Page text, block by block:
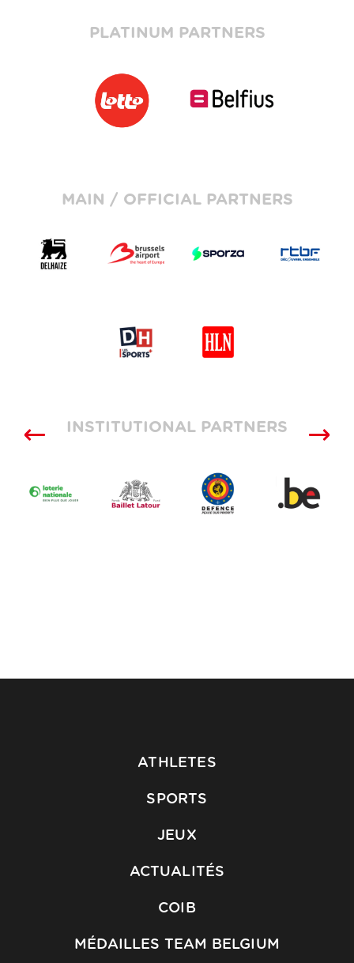
PLATINUM PARTNERS
MAIN / OFFICIAL PARTNERS
INSTITUTIONAL PARTNERS
ATHLETES
SPORTS
JEUX
ACTUALITÉS
COIB
MÉDAILLES TEAM BELGIUM